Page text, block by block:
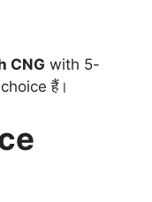
CNG with 5-
हैं।